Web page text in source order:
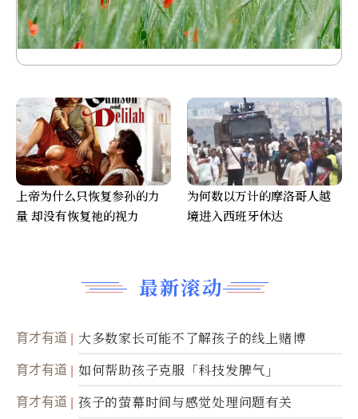
最新滚动
育才有道 大多数家长可能不了解孩子的线上赌博
育才有道 如何帮助孩子克服「科技发脾气」
育才有道 孩子的萤幕时间与感觉处理问题有关
上帝为什么只恢复参孙的力
量 却没有恢复祂的视力
为何数以万计的摩洛哥人越
境进入西班牙休达